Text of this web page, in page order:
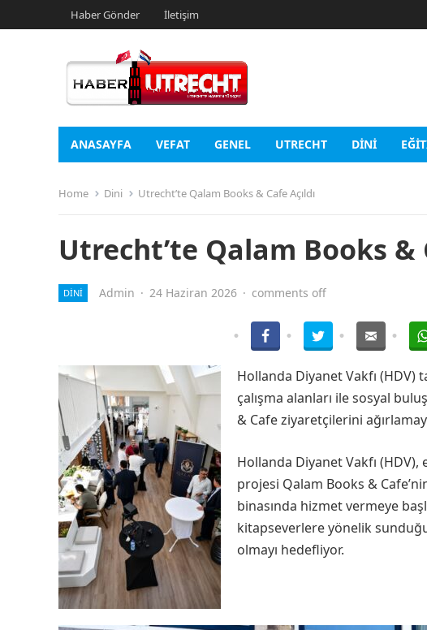
Haber Gönder İletişim
ANASAYFA VEFAT GENEL UTRECHT DINI
Home Dini Utrecht’te Qalam Books & Cafe Açıldı
Utrecht’te Qalam Books &
DINI Admin · 24 Haziran 2026 · comments off
Hollanda Diyanet Vakfı (HDV)
çalışma alanları ile sosyal
& Cafe ziyaretçilerini
Hollanda Diyanet Vakfı
projesi Qalam Books &
binasında hizmet vermeye
kitapseverlere yönelik
olmayı hedefliyor.